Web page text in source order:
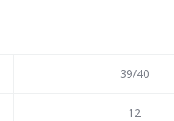
39/40
12